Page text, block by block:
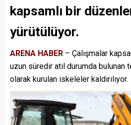
kapsamlı bir
yürütülüyor.
ARENA HABER – Çalışmalar
uzun süredir atıl durumda
olarak kurulan iskeleler kaldırılıyor.